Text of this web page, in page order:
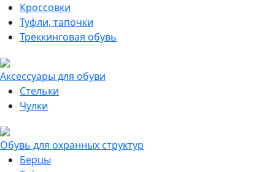
Кроссовки
Туфли, тапочки
Треккинговая обувь
Аксессуары для обуви
Стельки
Чулки
Обувь для охранных структур
Берцы